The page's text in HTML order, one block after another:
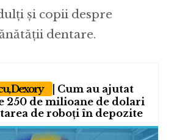
și copii despre
dentare.
Dexory
| Cum au ajutat
250 de milioane de dolari
de roboți în depozite